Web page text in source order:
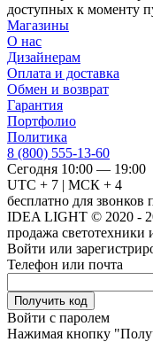
доступных к моменту
Магазины
О нас
Дизайнерам
Оплата и доставка
Обмен и возврат
Гарантия
Портфолио
Политика
8 (800) 555-13-60
Сегодня 10:00 — 19:00
UTC + 7 | МСК + 4
бесплатно для звонков
IDEA LIGHT © 2020 -
продажа светотехники
Войти или
Телефон или почта
Получить код
Войти с паролем
Нажимая кнопку